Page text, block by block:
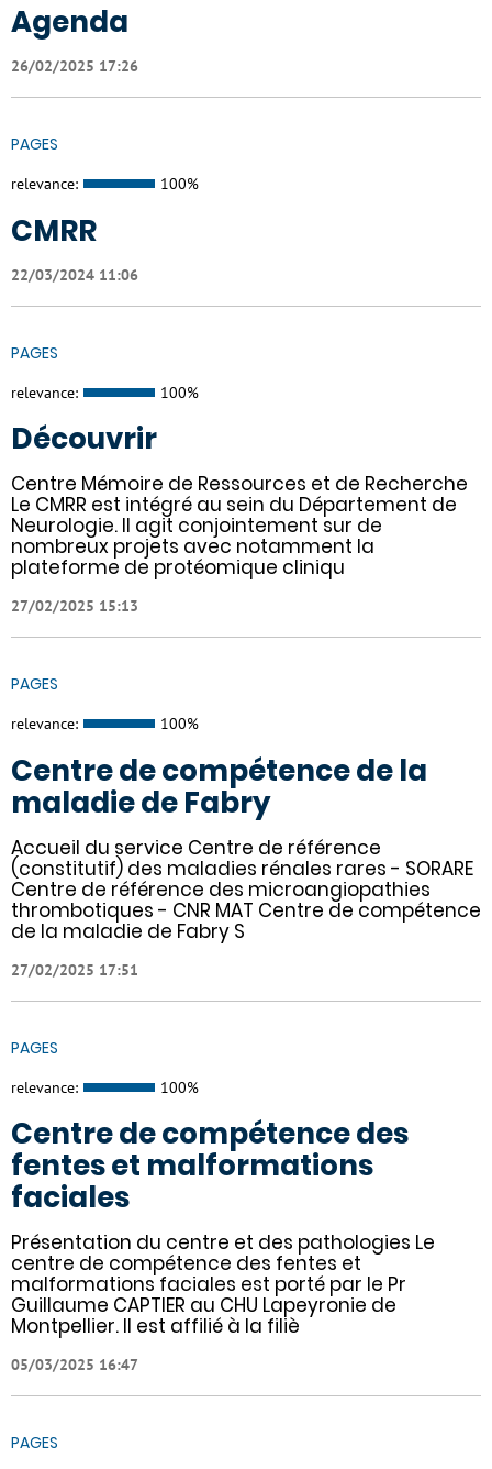
Agenda
26/02/2025 17:26
PAGES
relevance: 100%
CMRR
22/03/2024 11:06
PAGES
relevance: 100%
Découvrir
Centre Mémoire de Ressources et de Recherche
Le CMRR est intégré au sein du Département de
Neurologie. Il agit conjointement sur de
nombreux projets avec notamment la
plateforme de protéomique cliniqu
27/02/2025 15:13
PAGES
relevance: 100%
Centre de compétence de la
maladie de Fabry
Accueil du service Centre de référence
(constitutif) des maladies rénales rares - SORARE
Centre de référence des microangiopathies
thrombotiques - CNR MAT Centre de compétence
de la maladie de Fabry S
27/02/2025 17:51
PAGES
relevance: 100%
Centre de compétence des
fentes et malformations
faciales
Présentation du centre et des pathologies Le
centre de compétence des fentes et
malformations faciales est porté par le Pr
Guillaume CAPTIER au CHU Lapeyronie de
Montpellier. Il est affilié à la filiè
05/03/2025 16:47
PAGES